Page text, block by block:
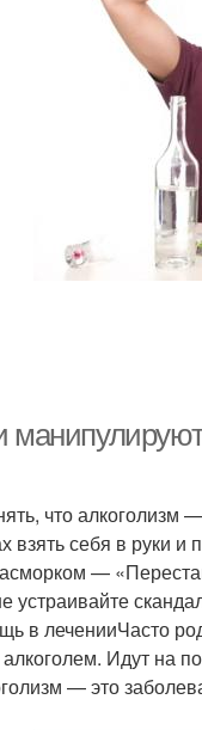
что алкоголизм
взять себя в руки
—
устраивайте
в леченииЧасто
Идут на
— это